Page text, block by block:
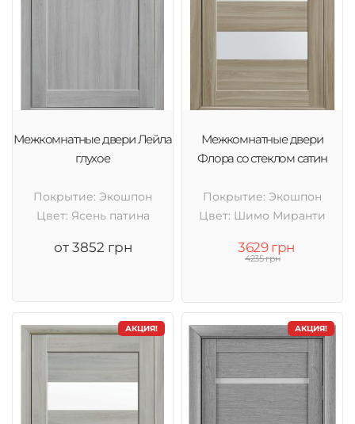
Межкомнатные двери Лейла
глухое
Покрытие: Экошпон
Цвет: Ясень патина
от 3852 грн
Межкомнатные двери
Флора со стеклом сатин
Покрытие: Экошпон
Цвет: Шимо Миранти
3629 грн
4235 грн
АКЦИЯ! АКЦИЯ!